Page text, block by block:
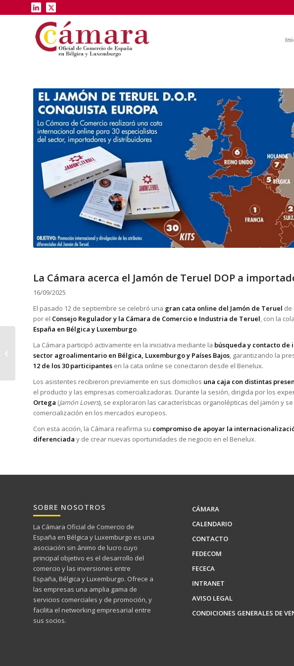
La Cámara acerca el Jamón de Teruel DOP a
16/09/2025
El pasado 12 de septiembre se celebró una gran cata online del Jamón de Teruel de
por el Consejo Regulador y la Cámara de Comercio e Industria de Teruel, con la
España en Bélgica y Luxemburgo.
La Cámara participó activamente en la iniciativa mediante la búsqueda y contacto
sector agroalimentario en Bélgica, Luxemburgo y Países Bajos, garantizando la
12 de los 30 participantes en la cata online se conectaron desde el Benelux.
Los asistentes recibieron previamente en sus domicilios una caja con distintas
el producto y las empresas comercializadoras. Durante la sesión, dirigida por los
Ortega (Jamón Lovers), se exploraron las características organolépticas del jamón y
comercialización en los mercados europeos.
Con esta acción, la Cámara reafirma su compromiso de apoyar la
diferenciada y de crear nuevas oportunidades de negocio en el Benelux.
SOBRE NOSOTROS
La Cámara Oficial de Comercio de
España en Bélgica y Luxemburgo es una
asociación sin ánimo de lucro cuyo
principal objetivo es el desarrollo del
comercio y las inversiones entre
España, Bélgica y Luxemburgo. Ofrece a
las empresas una amplia gama de
servicios comerciales y de promoción, y
facilita el networking empresarial entre
sus socios.
CÁMARA
CALENDARIO
CONTACTO
FEDECOM
FECECA
INTRANET
AVISO LEGAL
CONDICIONES GENERALES DE
Worsøe explica las
previsiones de la
Presidencia danesa...